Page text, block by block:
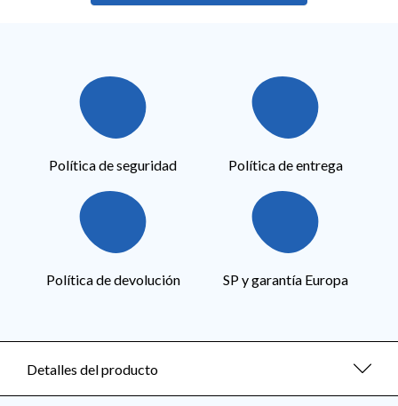
Política de seguridad Política de entrega
Política de devolución SP y garantía Europa
Detalles del producto